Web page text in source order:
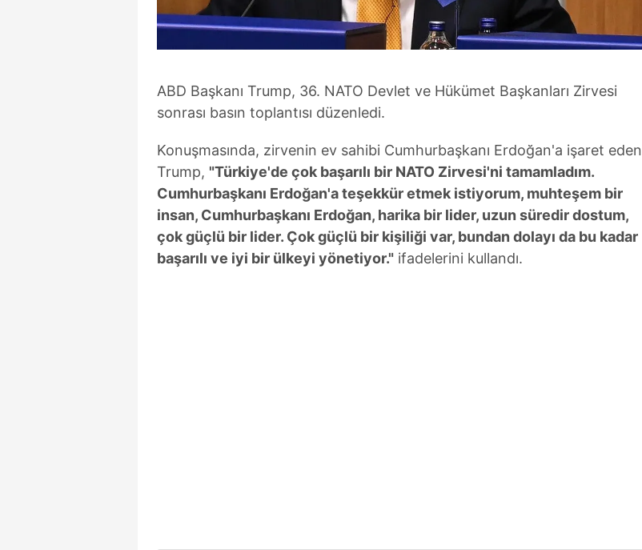
ABD Başkanı Trump, 36.⁠ ⁠NATO Devlet ve Hükümet Başkanları Zirvesi
sonrası basın toplantısı düzenledi.
Konuşmasında, zirvenin ev sahibi Cumhurbaşkanı Erdoğan'a işaret eden
Trump, "Türkiye'de çok başarılı bir NATO Zirvesi'ni tamamladım.
Cumhurbaşkanı Erdoğan'a teşekkür etmek istiyorum, muhteşem bir
insan, Cumhurbaşkanı Erdoğan, harika bir lider, uzun süredir dostum,
çok güçlü bir lider. Çok güçlü bir kişiliği var, bundan dolayı da bu kadar
başarılı ve iyi bir ülkeyi yönetiyor." ifadelerini kullandı.